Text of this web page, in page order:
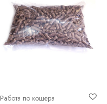
Работа по кошера